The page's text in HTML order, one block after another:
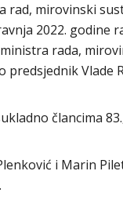
rad, mirovinski
2022. godine
rada,
Vlade
člancima 83.,
i Marin